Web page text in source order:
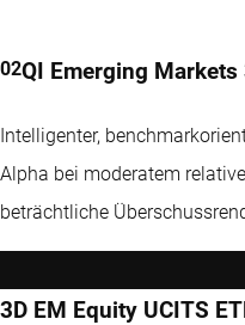
QI Emerging
Intelligenter,
Alpha bei moderatem
beträchtliche
3D EM Equity UCITS